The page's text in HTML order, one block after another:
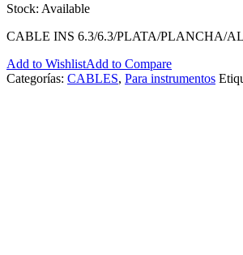
Stock: Available
CABLE INS 6.3/6.3/PLATA/PLANCHA/
Add to WishlistAdd to Compare
Categorías: CABLES, Para instrumentos